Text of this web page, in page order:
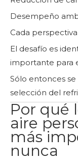
Desempeño
Cada perspectiva
El desafío es
importante para
Sólo entonces
selección del
Por qué
aire
más
nunca